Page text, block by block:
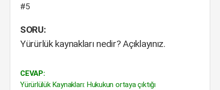
#5
SORU:
Yürürlük kaynakları nedir? Açıklayınız.
CEVAP:
Yürürlülük Kaynakları: Hukukun ortaya çıktığı